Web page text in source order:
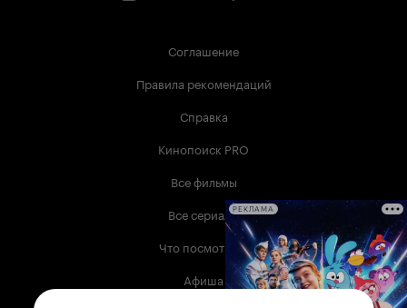
Соглашение
Правила рекомендаций
Справка
Кинопоиск PRO
Все фильмы
Все сериалы
Что посмотреть
Афиша
РЕКЛАМА